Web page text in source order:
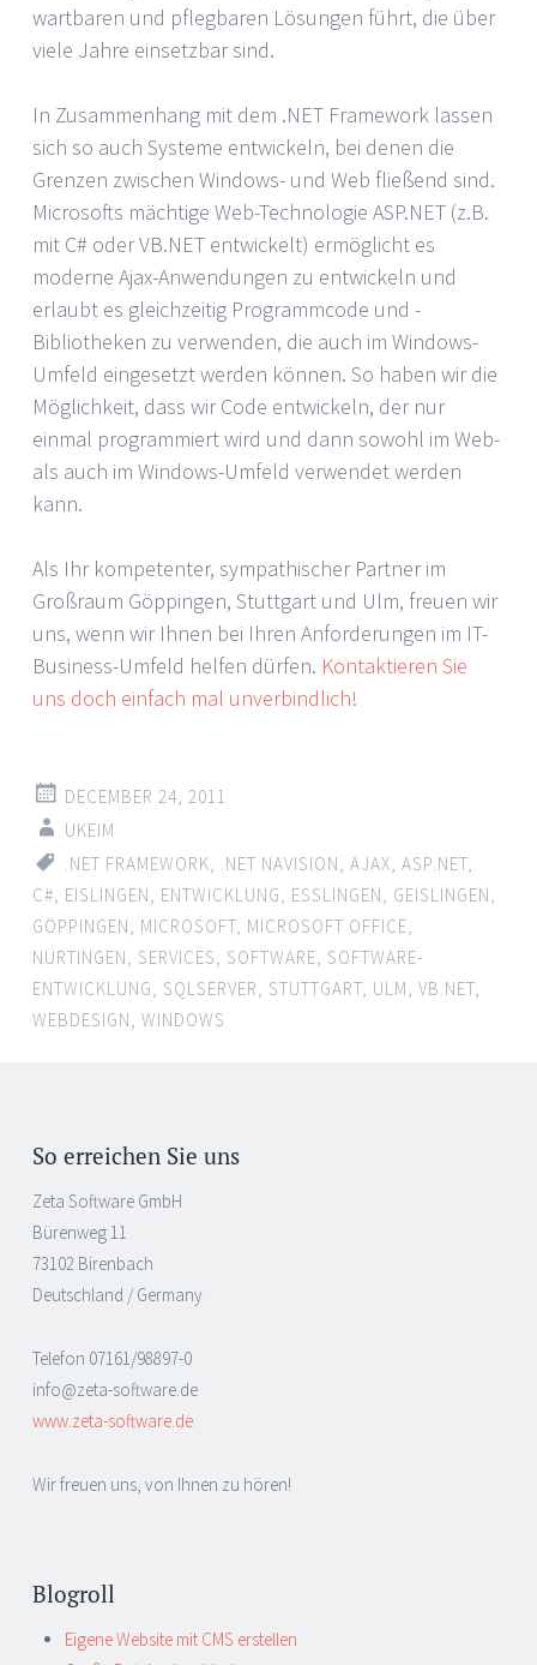
wartbaren und pflegbaren Lösungen führt, die über
viele Jahre einsetzbar sind.
In Zusammenhang mit dem .NET Framework lassen
sich so auch Systeme entwickeln, bei denen die
Grenzen zwischen Windows- und Web fließend sind.
Microsofts mächtige Web-Technologie ASP.NET (z.B.
mit C# oder VB.NET entwickelt) ermöglicht es
moderne Ajax-Anwendungen zu entwickeln und
erlaubt es gleichzeitig Programmcode und -
Bibliotheken zu verwenden, die auch im Windows-
Umfeld eingesetzt werden können. So haben wir die
Möglichkeit, dass wir Code entwickeln, der nur
einmal programmiert wird und dann sowohl im Web-
als auch im Windows-Umfeld verwendet werden
kann.
Als Ihr kompetenter, sympathischer Partner im
Großraum Göppingen, Stuttgart und Ulm, freuen wir
uns, wenn wir Ihnen bei Ihren Anforderungen im IT-
Business-Umfeld helfen dürfen. Kontaktieren Sie
uns doch einfach mal unverbindlich!
DECEMBER 24, 2011
UKEIM
.NET FRAMEWORK
.NET NAVISION AJAX ASP.NET
C# EISLINGEN ENTWICKLUNG ESSLINGEN GEISLINGEN
GÖPPINGEN
MICROSOFT MICROSOFT OFFICE
NÜRTINGEN
SERVICES SOFTWARE SOFTWARE-
ENTWICKLUNG
SQLSERVER STUTTGART ULM VB.NET
WEBDESIGN WINDOWS
So erreichen Sie uns
Zeta Software GmbH
Bürenweg 11
73102 Birenbach
Deutschland / Germany
Telefon 07161/98897-0
info@zeta-software.de
www.zeta-software.de
Wir freuen uns, von Ihnen zu hören!
Blogroll
Eigene Website mit CMS erstellen